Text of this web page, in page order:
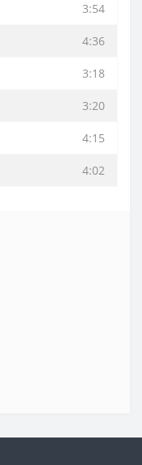
3:54
4:36
3:18
3:20
4:15
4:02